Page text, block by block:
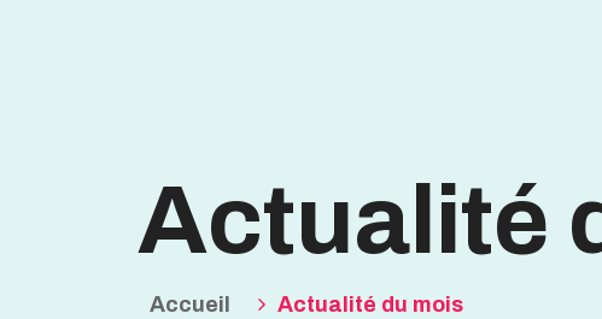
Actualité
Accueil Actualité du mois